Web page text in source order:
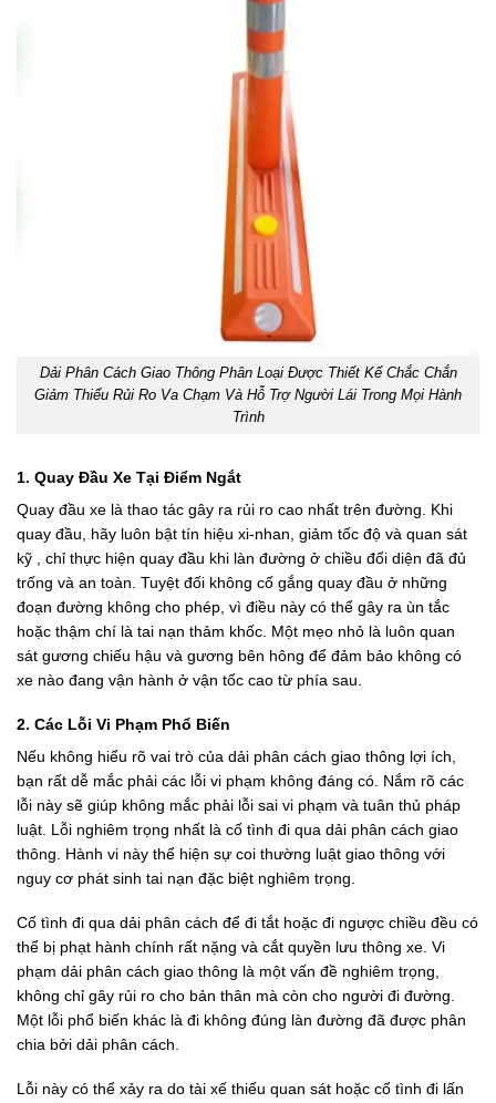
Dải Phân Cách Giao Thông Phân Loại Được Thiết Kế Chắc Chắn
Giảm Thiểu Rủi Ro Va Chạm Và Hỗ Trợ Người Lái Trong Mọi Hành
Trình
1. Quay Đầu Xe Tại Điểm Ngắt
Quay đầu xe là thao tác gây ra rủi ro cao nhất trên đường. Khi
quay đầu, hãy luôn bật tín hiệu xi-nhan, giảm tốc độ và quan sát
kỹ , chỉ thực hiện quay đầu khi làn đường ở chiều đối diện đã đủ
trống và an toàn. Tuyệt đối không cố gắng quay đầu ở những
đoạn đường không cho phép, vì điều này có thể gây ra ùn tắc
hoặc thậm chí là tai nạn thảm khốc. Một mẹo nhỏ là luôn quan
sát gương chiếu hậu và gương bên hông để đảm bảo không có
xe nào đang vận hành ở vận tốc cao từ phía sau.
2. Các Lỗi Vi Phạm Phổ Biến
Nếu không hiểu rõ vai trò của dải phân cách giao thông lợi ích,
bạn rất dễ mắc phải các lỗi vi phạm không đáng có. Nắm rõ các
lỗi này sẽ giúp không mắc phải lỗi sai vi phạm và tuân thủ pháp
luật. Lỗi nghiêm trọng nhất là cố tình đi qua dải phân cách giao
thông. Hành vi này thể hiện sự coi thường luật giao thông với
nguy cơ phát sinh tai nạn đặc biệt nghiêm trọng.
Cố tình đi qua dải phân cách để đi tắt hoặc đi ngược chiều đều có
thể bị phạt hành chính rất nặng và cắt quyền lưu thông xe. Vi
phạm dải phân cách giao thông là một vấn đề nghiêm trọng,
không chỉ gây rủi ro cho bản thân mà còn cho người đi đường.
Một lỗi phổ biến khác là đi không đúng làn đường đã được phân
chia bởi dải phân cách.
Lỗi này có thể xảy ra do tài xế thiếu quan sát hoặc cố tình đi lấn